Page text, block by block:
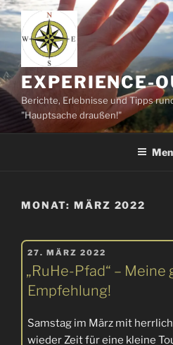
Zum
Inhalt
springen
EXPERIENCE-
Berichte, Erlebnisse und Tipps
"Hauptsache draußen!"
MONAT: MÄRZ 2022
VERÖFFENTLICHT
AM
27. MÄRZ 2022
„RuHe-Pfad“ –
Empfehlung!
Samstag im März mit
wieder Zeit für eine kleine